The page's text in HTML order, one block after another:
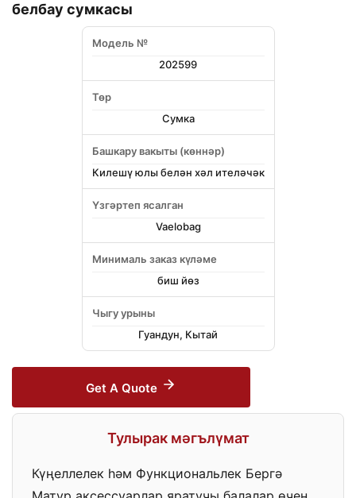
белбау сумкасы
Модель №
202599
Төр
Сумка
Башкару вакыты (көннәр)
Килешү юлы белән хәл ителәчәк
Үзгәртеп ясалган
Vaelobag
Минималь заказ күләме
биш йөз
Чыгу урыны
Гуандун, Кытай
Get A Quote
Тулырак мәгълүмат
Күңеллелек һәм Функциональлек Бергә